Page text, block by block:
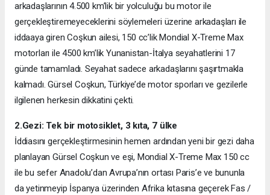
arkadaşlarının 4.500 km’lik bir yolculuğu bu motor ile
gerçekleştiremeyeceklerini söylemeleri üzerine arkadaşları ile
iddaaya giren Coşkun ailesi, 150 cc’lik Mondial X-Treme Max
motorları ile 4500 km’lik Yunanistan-İtalya seyahatlerini 17
günde tamamladı. Seyahat sadece arkadaşlarını şaşırtmakla
kalmadı. Gürsel Coşkun, Türkiye’de motor sporları ve gezilerle
ilgilenen herkesin dikkatini çekti.
2.Gezi: Tek bir motosiklet, 3 kıta, 7 ülke
İddiasını gerçekleştirmesinin hemen ardından yeni bir gezi daha
planlayan Gürsel Coşkun ve eşi, Mondial X-Treme Max 150 cc
ile bu sefer Anadolu’dan Avrupa’nın ortası Paris’e ve bununla
da yetinmeyip İspanya üzerinden Afrika kıtasına geçerek Fas /